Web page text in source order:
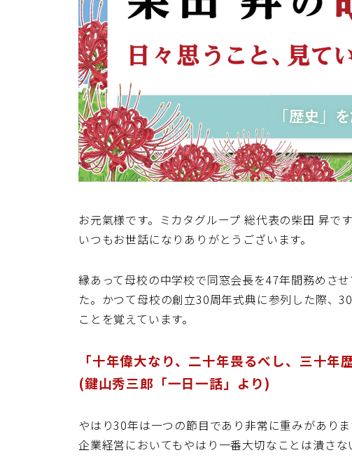
お元氣様です。ミカタグループ 総代表の柴田 昇です
いつもお世話になりありがとうございます。
縁あって母校の中学校で同窓会長を47年間務めさ
た。かつて母校の創立30周年式典に参列した際、
ことを覚えています。
「十年偉大なり、二十年畏るべし、三十年
(鍵山秀三郎「一日一話」より)
やはり30年は一つの節目であり非常に重みがありま
企業経営においてもやはり一番大切なことは潰さな